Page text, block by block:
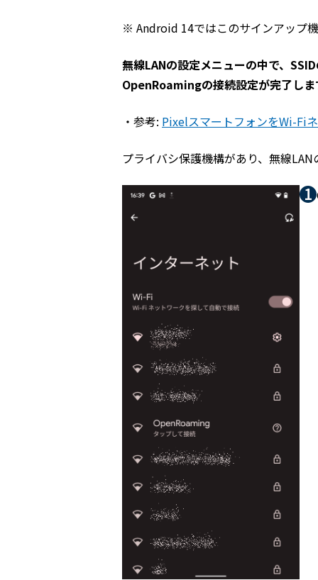
※ Android 14ではこのサインアップ
無線LANの設定メニューの中で、
OpenRoamingの接続設定が完了しま
・参考: PixelスマートフォンをWi-Fi
プライバシ保護機構があり、無線
1